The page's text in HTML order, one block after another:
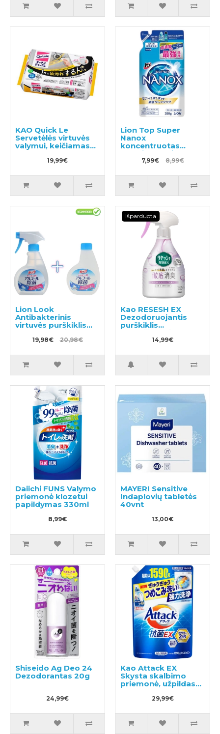
KAO Quick Le
Servetėlės virtuvės
valymui, keičiamas
19,99€
Lion Top Super
Nanox
koncentruotas
skalbimo gelis,
užpildas 350g
7,99€ 8,99€
Lion Look
Antibakterinis
virtuvės purškiklis
300ml + papildymas
300ml19,98€ 20,98€
Išparduota
Kao RESESH EX
Dezodoruojantis
purškiklis
drabužiams ir
skalbiniams, muilo
14,99€
Daiichi FUNS Valymo
priemonė klozetui
papildymas 330ml
8,99€
MAYERI Sensitive
Indaplovių tabletės
40vnt
13,00€
Shiseido Ag Deo 24
Dezodorantas 20g
24,99€
Kao Attack EX
Skysta skalbimo
priemonė, užpildas
29,99€